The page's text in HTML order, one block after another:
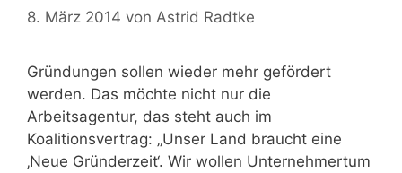
8. März 2014 von Astrid Radtke
Gründungen sollen wieder mehr gefördert
werden. Das möchte nicht nur die
Arbeitsagentur, das steht auch im
Koalitionsvertrag: „Unser Land braucht eine
‚Neue Gründerzeit‘. Wir wollen Unternehmertum